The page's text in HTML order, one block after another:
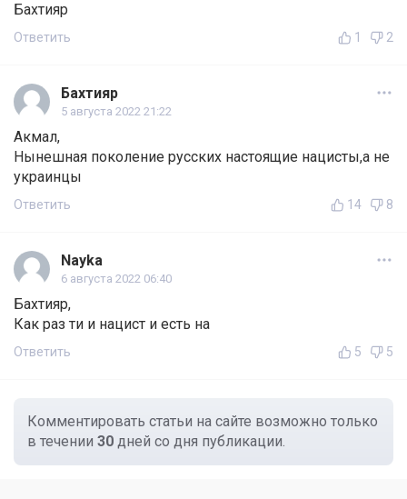
Бахтияр
Ответить 1 2
Бахтияр
5 августа 2022 21:22
Акмал,
Нынешная поколение русских настоящие нацисты,а не
украинцы
Ответить 14 8
Nayka
6 августа 2022 06:40
Бахтияр,
Как раз ти и нацист и есть на
Ответить 5 5
Комментировать статьи на сайте возможно только
в течении 30 дней со дня публикации.